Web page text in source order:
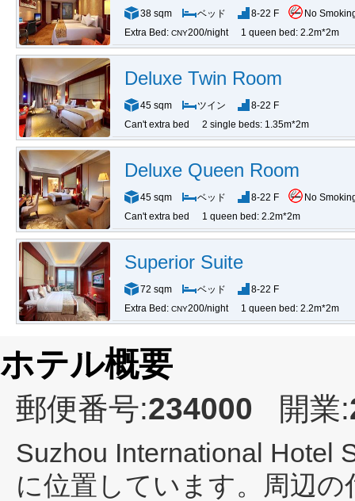
38 sqm ベッド 8-22 F
No
Extra Bed: CNY200/night 1 queen bed: 2.2m*2m
Deluxe Twin Room
45 sqm ツイン
8-22 F
Can't extra bed
2 single beds: 1.35m*2m
Deluxe Queen Room
45 sqm ベッド 8-22 F
No
Can't extra bed
1 queen bed: 2.2m*2m
Superior Suite
72 sqm ベッド
8-22 F
Extra Bed: CNY200/night 1 queen bed: 2.2m*2m
ホテル概要
郵便番号:234000 開業:
Suzhou International Hotel
に位置しています。周辺